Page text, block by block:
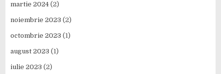
martie 2024 (2)
noiembrie 2023 (2)
octombrie 2023 (1)
august 2023 (1)
iulie 2023 (2)